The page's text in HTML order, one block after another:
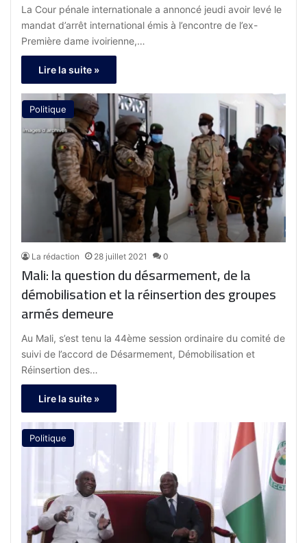
La Cour pénale internationale a annoncé jeudi avoir levé le
mandat d’arrêt international émis à l’encontre de l’ex-
Première dame ivoirienne,…
Lire la suite »
Politique
La rédaction 28 juillet 2021 0
Mali: la question du désarmement, de la
démobilisation et la réinsertion des groupes
armés demeure
Au Mali, s’est tenu la 44ème session ordinaire du comité de
suivi de l’accord de Désarmement, Démobilisation et
Réinsertion des…
Lire la suite »
Politique